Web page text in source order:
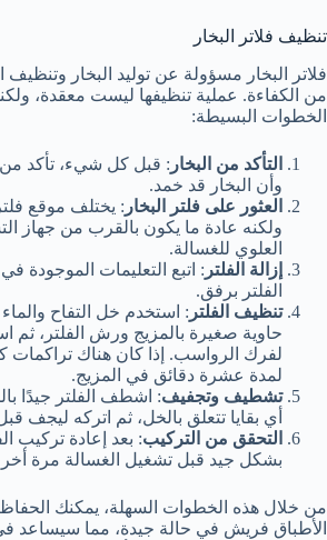
تنظيف فلاتر البخار
فلاتر البخار مسؤولة عن توليد البخار
من الكفاءة. عملية تنظيفها ليست معقدة،
الخطوات البسيطة:
التأكد من البخار : قبل كل شيء، تأكد
وأن البخار قد خمد.
العثور على فلتر البخار : يختلف موقع
ولكنه عادة ما يكون بالقرب من جهاز
العلوي للغسالة.
إزالة الفلتر : اتبع التعليمات الموجودة
الفلتر برفق.
تنظيف الفلتر : استخدم خل التفاح والماء
حاوية صغيرة بالمزيج ورش الفلتر، ثم
لفرك الرواسب. إذا كان هناك تراكمات
لمدة عشرة دقائق في المزيج.
تشطيف وتجفيف: اشطف الفلتر جيدًا
أي بقايا تتعلق بالخل، ثم اتركه ليجف
التحقق من التركيب: بعد إعادة تركيب
بشكل جيد قبل تشغيل الغسالة مرة
من خلال هذه الخطوات السهلة، يمكنك
الأطباق فريش في حالة جيدة، مما سيساعد في